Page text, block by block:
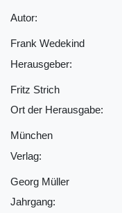
Autor:
Frank Wedekind
Herausgeber:
Fritz Strich
Ort der Herausgabe:
München
Verlag:
Georg Müller
Jahrgang: